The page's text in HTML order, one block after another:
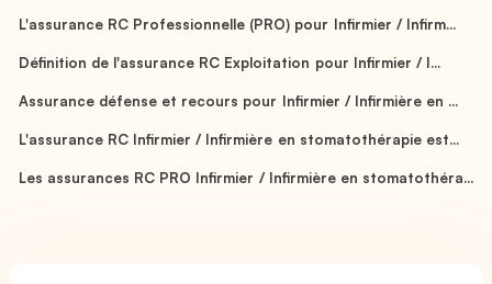
L'assurance RC Professionnelle (PRO) pour Infirmier / Infirm...
Définition de l'assurance RC Exploitation pour Infirmier / I...
Assurance défense et recours pour Infirmier / Infirmière en ...
L'assurance RC Infirmier / Infirmière en stomatothérapie est...
Les assurances RC PRO Infirmier / Infirmière en stomatothéra...